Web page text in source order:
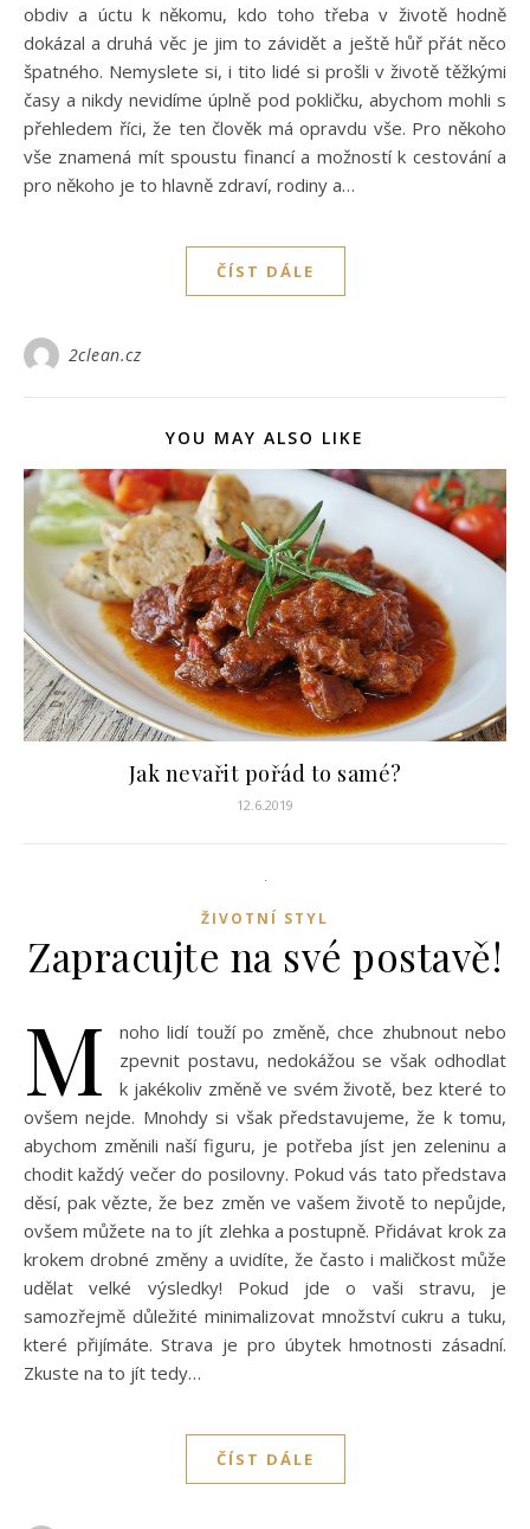
obdiv a úctu k někomu, kdo toho třeba v životě hodně
dokázal a druhá věc je jim to závidět a ještě hůř přát něco
špatného. Nemyslete si, i tito lidé si prošli v životě těžkými
časy a nikdy nevidíme úplně pod pokličku, abychom mohli s
přehledem říci, že ten člověk má opravdu vše. Pro někoho
vše znamená mít spoustu financí a možností k cestování a
pro někoho je to hlavně zdraví, rodiny a…
ČÍST DÁLE
2clean.cz
YOU MAY ALSO LIKE
Jak nevařit pořád to samé?
12.6.2019
ŽIVOTNÍ STYL
Zapracujte na své postavě!
M
noho lidí touží po změně, chce zhubnout nebo
zpevnit postavu, nedokážou se však odhodlat
k jakékoliv změně ve svém životě, bez které to
ovšem nejde. Mnohdy si však představujeme, že k tomu,
abychom změnili naší figuru, je potřeba jíst jen zeleninu a
chodit každý večer do posilovny. Pokud vás tato představa
děsí, pak vězte, že bez změn ve vašem životě to nepůjde,
ovšem můžete na to jít zlehka a postupně. Přidávat krok za
krokem drobné změny a uvidíte, že často i maličkost může
udělat velké výsledky! Pokud jde o vaši stravu, je
samozřejmě důležité minimalizovat množství cukru a tuku,
které přijímáte. Strava je pro úbytek hmotnosti zásadní.
Zkuste na to jít tedy…
ČÍST DÁLE